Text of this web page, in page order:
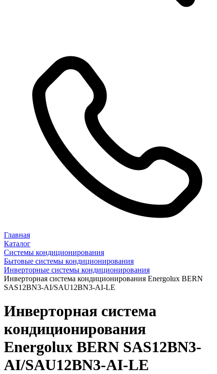
Главная
Каталог
Системы кондиционирования
Бытовые системы кондиционирования
Инверторные системы кондиционирования
Инверторная система кондиционирования Energolux BERN
SAS12BN3-AI/SAU12BN3-AI-LE
Инверторная система
кондиционирования
Energolux BERN SAS12BN3-
AI/SAU12BN3-AI-LE